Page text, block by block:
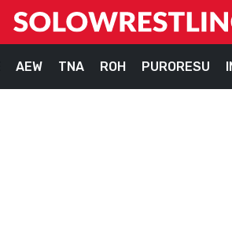
AEW TNA ROH PURORESU